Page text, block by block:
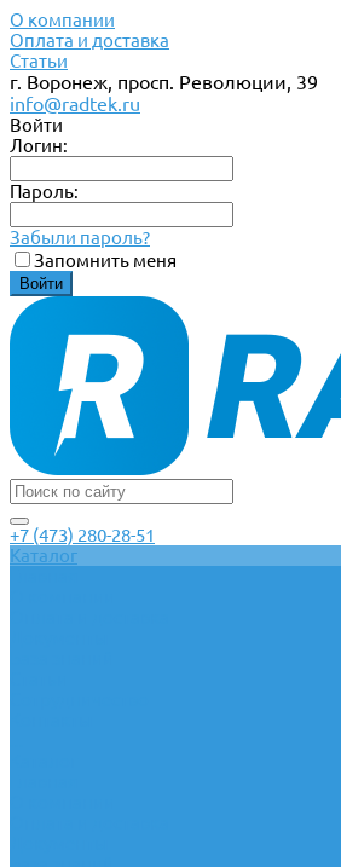
О компании
Оплата и доставка
Статьи
г. Воронеж, просп. Революции, 39
info@radtek.ru
Войти
Логин:
Пароль:
Забыли пароль?
Запомнить меня
+7 (473) 280-28-51
Каталог